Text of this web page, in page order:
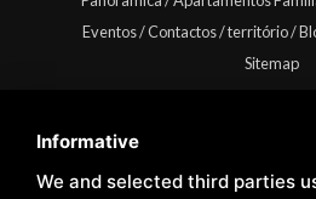
Informative
We and selected third parties
Eventos/Contactos/território/
Sitemap
Copyright © Wellness Center